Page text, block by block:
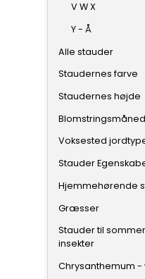
V W X
Y - Å
Alle stauder
Staudernes farve
Staudernes højde
Blomstringsmåned
Voksested
Stauder
Hjemmehørende
Græsser
Stauder til
insekter
Chrysanthemum -